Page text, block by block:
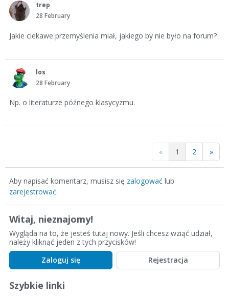
trep
28 February
Jakie ciekawe przemyślenia miał, jakiego by nie było na forum?
los
28 February
Np. o literaturze późnego klasycyzmu.
« 1 2 »
Aby napisać komentarz, musisz się zalogować lub
zarejestrować.
Witaj, nieznajomy!
Wygląda na to, że jesteś tutaj nowy. Jeśli chcesz wziąć udział,
należy kliknąć jeden z tych przycisków!
Zaloguj się
Rejestracja
Szybkie linki